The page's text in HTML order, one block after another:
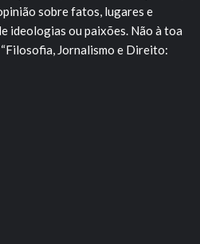
sobre fatos, lugares e
ideologias ou paixões. Não à toa
Jornalismo e Direito: